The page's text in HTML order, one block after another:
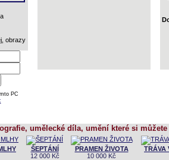
PC
umělecké díla, umění které si
ŠEPTÁNÍ
12 000 Kč
PRAMEN ŽIVOTA
10 000 Kč
TRÁVA